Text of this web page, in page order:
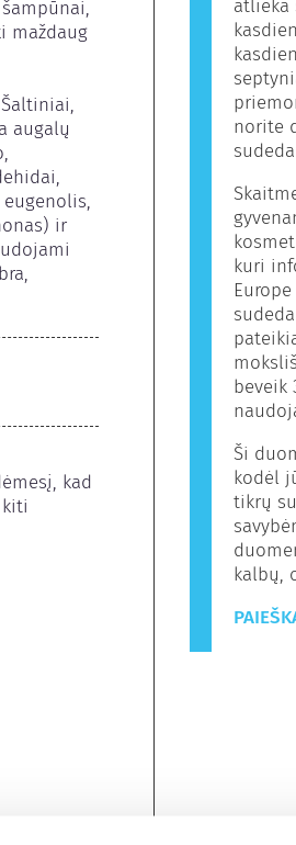
maždaug
augalų
ir
kad
kitiems.
atlieka
norite
kuri
beveik
Ši
kodėl
tikrų
kalbų,